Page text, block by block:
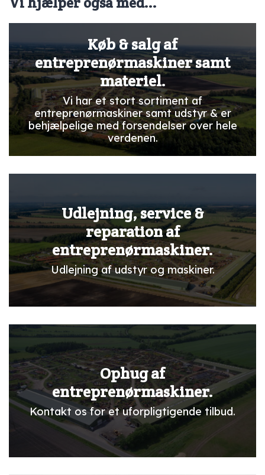
Køb & salg af
entreprenørmaskiner samt
materiel.
Vi har et stort sortiment af
entreprenørmaskiner samt udstyr & er
behjælpelige med forsendelser over hele
verdenen.
Udlejning, service &
reparation af
entreprenørmaskiner.
Udlejning af udstyr og maskiner.
Ophug af
entreprenørmaskiner.
Kontakt os for et uforpligtigende tilbud.